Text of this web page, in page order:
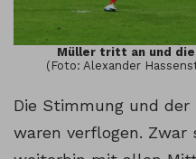
Müller tritt an und die
(Foto: Alexander
Die Stimmung und
waren verflogen.